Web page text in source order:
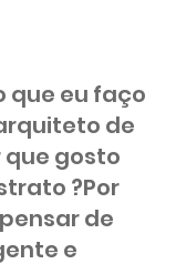
que eu faço
de
que gosto
?Por
de
e